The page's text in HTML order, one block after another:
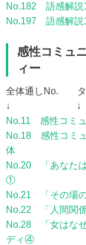
No.182 語感解説
No.197 語感解説
感性コミュ
ィー
全体通しNo. タ
↓ ↓
No.11 感性コミ
No.18 感性コミ
体
No.20 「あなた
①
No.21 「その場
No.22 「人間関
No.28 「女はな
ディ④